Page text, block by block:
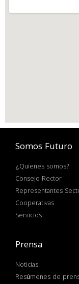
Somos Futuro
¿Quienes somos?
Consejo Rector
Representantes
Cooperativas
Servicios
Prensa
Noticias
Resúmenes de